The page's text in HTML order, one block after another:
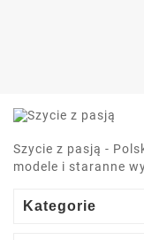
Szycie z pasją -
modele i staranne
Kategorie